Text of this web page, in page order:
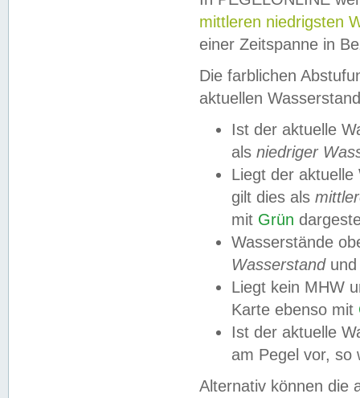
mittleren niedrigsten
einer Zeitspanne in
Die farblichen
aktuellen
Ist der aktuelle
als niedriger
Liegt der
gilt dies als
mit Grün
Wasserstände
Wasserstandund
Liegt kein MHW
Karte ebenso mit
Ist der aktuelle
am Pegel vor,
Alternativ können die